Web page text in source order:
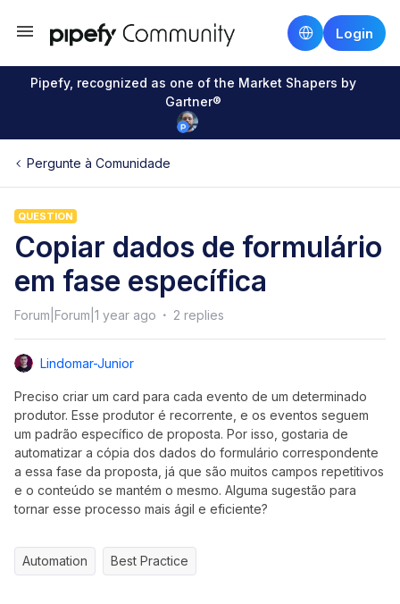
Login
Pipefy, recognized as one of the Market Shapers by
Gartner®
Pergunte à Comunidade
QUESTION
Copiar dados de formulário
em fase específica
Forum|Forum|1 year ago 2 replies
Lindomar-Junior
Preciso criar um card para cada evento de um determinado
produtor. Esse produtor é recorrente, e os eventos seguem
um padrão específico de proposta. Por isso, gostaria de
automatizar a cópia dos dados do formulário correspondente
a essa fase da proposta, já que são muitos campos repetitivos
e o conteúdo se mantém o mesmo. Alguma sugestão para
tornar esse processo mais ágil e eficiente?
Automation Best Practice